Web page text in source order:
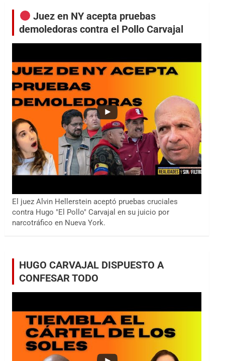
Juez en NY acepta pruebas
demoledoras contra el Pollo Carvajal
El juez Alvin Hellerstein aceptó pruebas cruciales
contra Hugo "El Pollo" Carvajal en su juicio por
narcotráfico en Nueva York.
HUGO CARVAJAL DISPUESTO A
CONFESAR TODO